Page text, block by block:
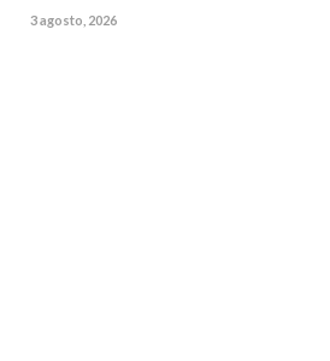
3 agosto, 2026